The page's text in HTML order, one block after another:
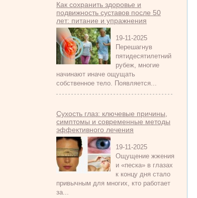
Как сохранить здоровье и
подвижность суставов после 50
лет: питание и упражнения
19-11-2025
Перешагнув
пятидесятилетний
рубеж, многие
начинают иначе ощущать
собственное тело. Появляется...
Сухость глаз: ключевые причины,
симптомы и современные методы
эффективного лечения
19-11-2025
Ощущение жжения
и «песка» в глазах
к концу дня стало
привычным для многих, кто работает
за...